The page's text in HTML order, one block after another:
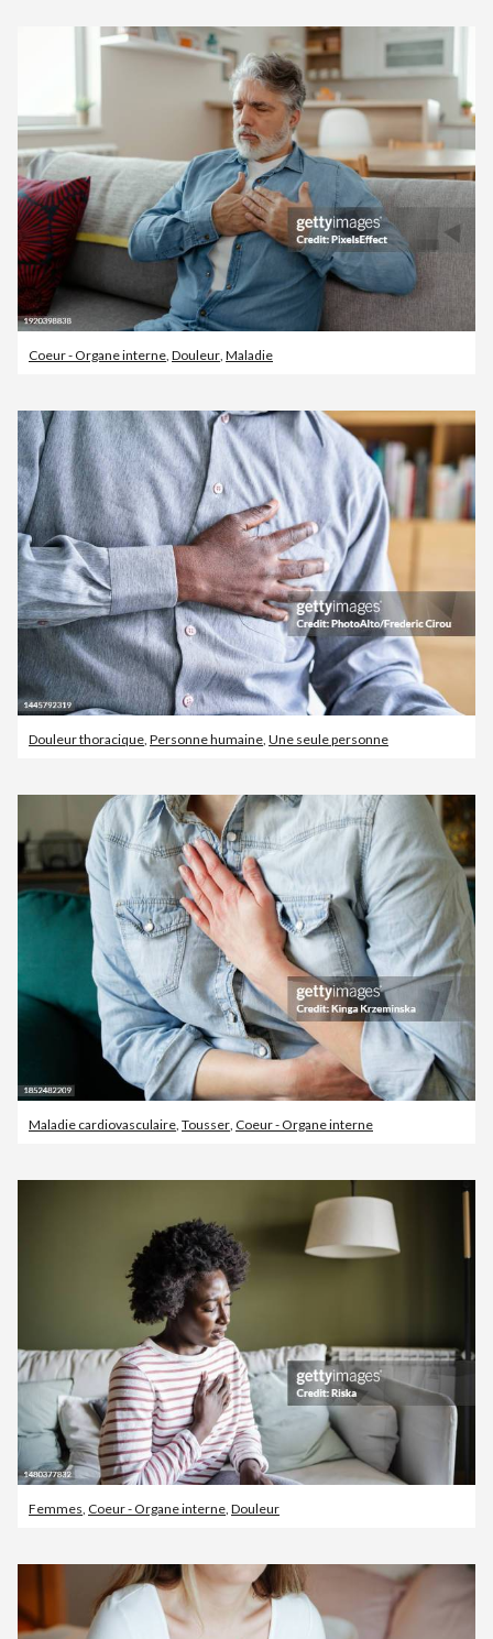
Coeur - Organe interne Douleur Maladie
Douleur thoracique, Personne humaine, Une seule personne
Maladie cardiovasculaire Tousser Coeur - Organe interne
Femmes Coeur - Organe interne Douleur